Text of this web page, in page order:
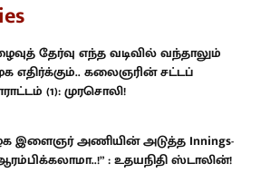
தேர்வு எந்த வடிவில் வந்தாலும்
எதிர்க்கும்.. கலைஞரின் சட்டப்
(1): முரசொலி!
இளைஞர் அணியின் அடுத்த Innings-
: உதயநிதி ஸ்டாலின்!